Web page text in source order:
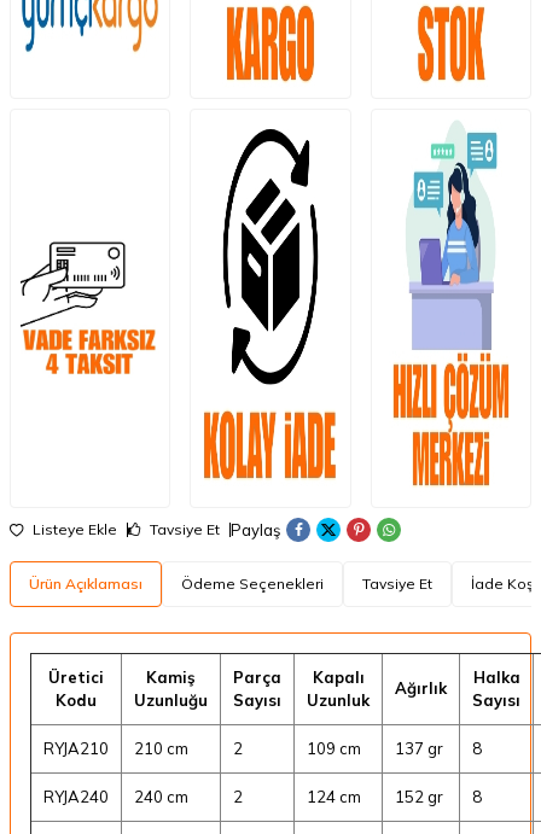
Listeye Ekle Tavsiye Et Paylaş
Ürün Açıklaması Ödeme Seçenekleri Tavsiye Et İade
Üretici
Kodu
Kamiş
Uzunluğu
Parça
Sayısı
Kapalı
Uzunluk
Ağırlık
Halka
Sayısı
RYJA210 210 cm 2 109 cm 137 gr 8
RYJA240 240 cm 2 124 cm 152 gr 8